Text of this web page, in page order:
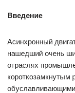
Введение
Асинхронный
нашедший очень
отраслях
короткозамкнутым
обуславливающими